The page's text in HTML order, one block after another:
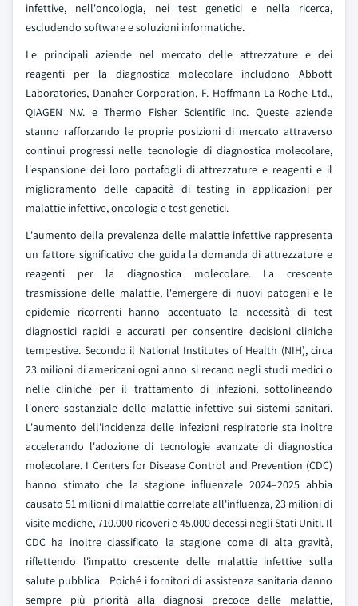
infettive, nell'oncologia, nei test genetici e nella ricerca,
escludendo software e soluzioni informatiche.
Le principali aziende nel mercato delle attrezzature e dei
reagenti per la diagnostica molecolare includono Abbott
Laboratories, Danaher Corporation, F. Hoffmann-La Roche Ltd.,
QIAGEN N.V. e Thermo Fisher Scientific Inc. Queste aziende
stanno rafforzando le proprie posizioni di mercato attraverso
continui progressi nelle tecnologie di diagnostica molecolare,
l'espansione dei loro portafogli di attrezzature e reagenti e il
miglioramento delle capacità di testing in applicazioni per
malattie infettive, oncologia e test genetici.
L'aumento della prevalenza delle malattie infettive rappresenta
un fattore significativo che guida la domanda di attrezzature e
reagenti per la diagnostica molecolare. La crescente
trasmissione delle malattie, l'emergere di nuovi patogeni e le
epidemie ricorrenti hanno accentuato la necessità di test
diagnostici rapidi e accurati per consentire decisioni cliniche
tempestive. Secondo il National Institutes of Health (NIH), circa
23 milioni di americani ogni anno si recano negli studi medici o
nelle cliniche per il trattamento di infezioni, sottolineando
l'onere sostanziale delle malattie infettive sui sistemi sanitari.
L'aumento dell'incidenza delle infezioni respiratorie sta inoltre
accelerando l'adozione di tecnologie avanzate di diagnostica
molecolare. I Centers for Disease Control and Prevention (CDC)
hanno stimato che la stagione influenzale 2024–2025 abbia
causato 51 milioni di malattie correlate all'influenza, 23 milioni di
visite mediche, 710.000 ricoveri e 45.000 decessi negli Stati Uniti. Il
CDC ha inoltre classificato la stagione come di alta gravità,
riflettendo l'impatto crescente delle malattie infettive sulla
salute pubblica. Poiché i fornitori di assistenza sanitaria danno
sempre più priorità alla diagnosi precoce delle malattie,